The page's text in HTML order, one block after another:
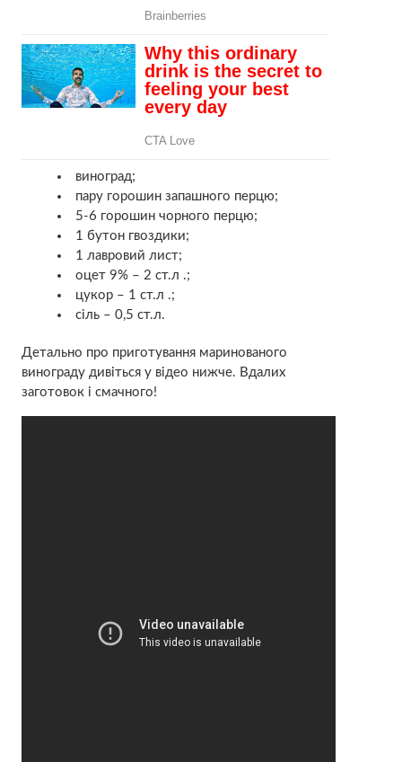
виноград;
пару горошин запашного перцю;
5-6 горошин чорного перцю;
1 бутон гвоздики;
1 лавровий лист;
оцет 9% – 2 ст.л .;
цукор – 1 ст.л .;
сіль – 0,5 ст.л.
Детально про приготування маринованого
винограду дивіться у відео нижче. Вдалих
заготовок і смачного!